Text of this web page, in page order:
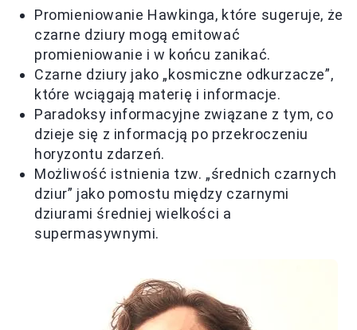
Promieniowanie Hawkinga, które sugeruje, że
czarne dziury mogą emitować
promieniowanie i w końcu zanikać.
Czarne dziury jako „kosmiczne odkurzacze”,
które wciągają materię i informacje.
Paradoksy informacyjne związane z tym, co
dzieje się z informacją po przekroczeniu
horyzontu zdarzeń.
Możliwość istnienia tzw. „średnich czarnych
dziur” jako pomostu między czarnymi
dziurami średniej wielkości a
supermasywnymi.